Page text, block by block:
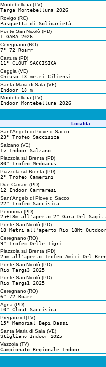
Montebelluna (TV)
Targa Montebelluna 2026
Rovigo (RO)
Pasquetta di Solidarietà
Ponte San Nicolò (PD)
I GARA 2026
Ceregnano (RO)
7° 72 Roarr
Cartura (PD)
11° CLOUT SACCISICA
Ceggia (VE)
Chiuso 18 metri Ciliensi
Santa Maria di Sala (VE)
Indoor 18 m
Montebelluna (TV)
Indoor Montebelluna 2026
Località
Sant'Angelo di Piove di Sacco
23° Trofeo Saccisica
Salzano (VE)
Iv Indoor Salzano
Piazzola sul Brenta (PD)
30° Trofeo Medoacus
Piazzola sul Brenta (PD)
2° Trofeo Camerini
Due Carrare (PD)
12 Indoor Carraresi
Sant'Angelo di Piove di Sacco
22° Trofeo Saccisica
Pernumia (PD)
25+18m all'aperto 2^ Gara Del
Ponte San Nicolò (PD)
18 Metri all'aperto Rio 18Mt
Ceregnano (RO)
9° Trofeo Delle Tigri
Piazzola sul Brenta (PD)
25m all'aperto Trofeo Amici Del
Ponte San Nicolò (PD)
Rio Targa3 2025
Ponte San Nicolò (PD)
Rio Targa1 2025
Ceregnano (RO)
6° 72 Roarr
Agna (PD)
10° Clout Saccisica
Preganziol (TV)
15° Memorial Bepi Dassi
Santa Maria di Sala (VE)
Stigliano Indoor 2025
Vazzola (TV)
Campionato Regionale Indoor